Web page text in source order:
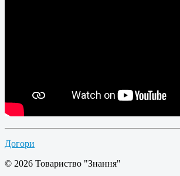
Догори
© 2026 Товариство "Знання"